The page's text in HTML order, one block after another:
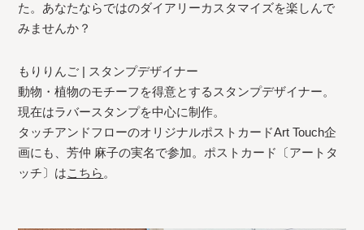
た。あなたならではのダイアリーカスタマイズを楽しんで
みませんか？
もりりんご | スタンプデザイナー
動物・植物のモチーフを得意とするスタンプデザイナー。
現在はラバースタンプを中心に制作。
タッチアンドフローのオリジナルポストカードArt Touch企
画にも、芳仲 麻子の実名で参加。ポストカード〔アートタ
ッチ〕はこちら 。